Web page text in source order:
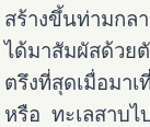
สร้างขึ้นท่ามกล
ได้มาสัมผัสด้วย
ตรึงที่สุดเมื่อมา
หรือ ทะเลสาบ